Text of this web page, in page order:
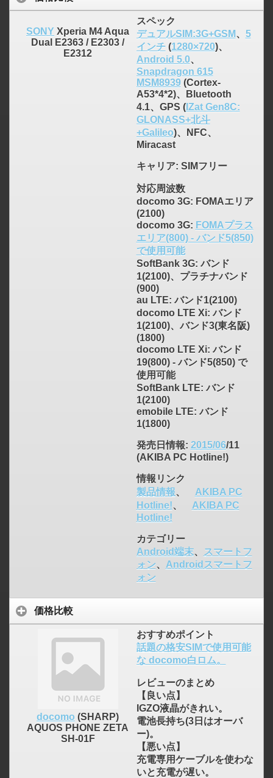
SONY Xperia M4 Aqua
Dual E2363 / E2303 /
E2312
スペック
デュアルSIM:3G+GSM、 5
インチ(1280×720)、
Android 5.0、
Snapdragon 615
MSM8939(Cortex-
A53*4*2)、Bluetooth
4.1、GPS (IZat Gen8C:
GLONASS+北斗
+Galileo)、NFC、
Miracast
キャリア: SIMフリー
対応周波数
docomo 3G: FOMAエリア
(2100)
docomo 3G: FOMAプラス
エリア(800) - バンド5(850)
で使用可能
SoftBank 3G: バンド
1(2100)、プラチナバンド
(900)
au LTE: バンド1(2100)
docomo LTE Xi: バンド
1(2100)、バンド3(東名阪)
(1800)
docomo LTE Xi: バンド
19(800) - バンド5(850) で
使用可能
SoftBank LTE: バンド
1(2100)
emobile LTE: バンド
1(1800)
発売日情報: 2015/06/11
(AKIBA PC Hotline!)
情報リンク
製品情報、
AKIBA PC
Hotline!、
AKIBA PC
Hotline!
カテゴリー
Android端末、
スマートフ
ォン、 Androidスマートフ
ォン
価格比較
docomo (SHARP)
AQUOS PHONE ZETA
SH-01F
おすすめポイント
話題の格安SIMで使用可能
な docomo白ロム。
レビューのまとめ
【良い点】
IGZO液晶がきれい。
電池長持ち(3日はオーバ
ー)。
【悪い点】
充電専用ケーブルを使わな
いと充電が遅い。
click to expand contents